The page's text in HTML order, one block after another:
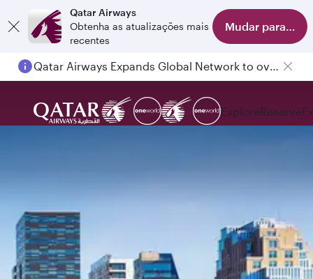
Qatar Airways
Obtenha as atualizações mais
recentes
Mudar para o
Qatar Airways Expands Global Network to over 160 Destinations
ExploreReserve